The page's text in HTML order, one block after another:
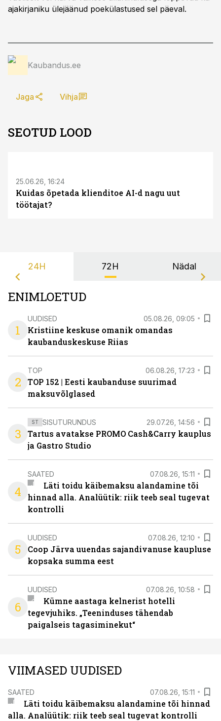
ajakirjaniku ülejäänud poekülastused sel päeval.
Kaubandus.ee
Jaga Vihja
SEOTUD LOOD
25.06.26, 16:24
Kuidas õpetada klienditoe AI-d nagu uut
töötajat?
24H 72H Nädal
ENIMLOETUD
1
UUDISED 05.08.26, 09:05
Kristiine keskuse omanik omandas
kaubanduskeskuse Riias
2
TOP 06.08.26, 17:23
TOP 152 | Eesti kaubanduse suurimad
maksuvõlglased
3
ST SISUTURUNDUS 29.07.26, 14:56
Tartus avatakse PROMO Cash&Carry kauplus
ja Gastro Studio
4
SAATED 07.08.26, 15:11
Läti toidu käibemaksu alandamine tõi
hinnad alla. Analüütik: riik teeb seal tugevat
kontrolli
5
UUDISED 07.08.26, 12:10
Coop Järva uuendas sajandivanuse kaupluse
kopsaka summa eest
6
UUDISED 07.08.26, 10:58
Kümne aastaga kelnerist hotelli
tegevjuhiks. „Teeninduses tähendab
paigalseis tagasiminekut“
VIIMASED UUDISED
SAATED 07.08.26, 15:11
Läti toidu käibemaksu alandamine tõi hinnad
alla. Analüütik: riik teeb seal tugevat kontrolli